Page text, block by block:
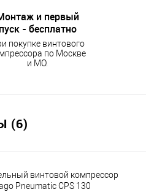
и первый
пуск - бесплатно
покупке винтового
по Москве
и МО.
(6)
винтовой компрессор
Pneumatic CPS 130